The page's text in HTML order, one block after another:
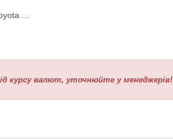
...
курсу валют, уточнюйте у менеджерів!